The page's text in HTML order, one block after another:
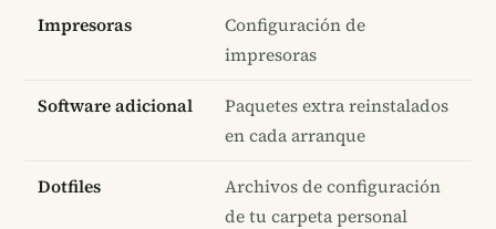
Impresoras
Configuración de
impresoras
Software adicional
Paquetes extra reinstalados
en cada arranque
Dotfiles
Archivos de configuración
de tu carpeta personal